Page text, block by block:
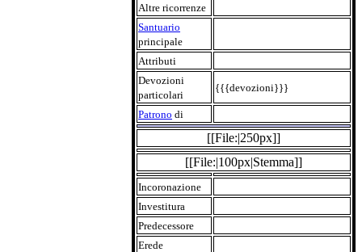
Altre ricorrenze
Santuario
principale
Attributi
Devozioni
particolari
{{{devozioni}}}
Patrono di
[[File:|250px]]
[[File:|100px|Stemma]]
Incoronazione
Investitura
Predecessore
Erede